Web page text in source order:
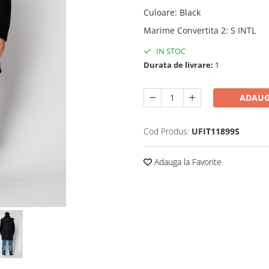
Culoare: Black
Marime Convertita 2: S INTL
IN STOC
Durata de livrare: 1
Cod Produs: UFIT11899S
Adauga la Favorite